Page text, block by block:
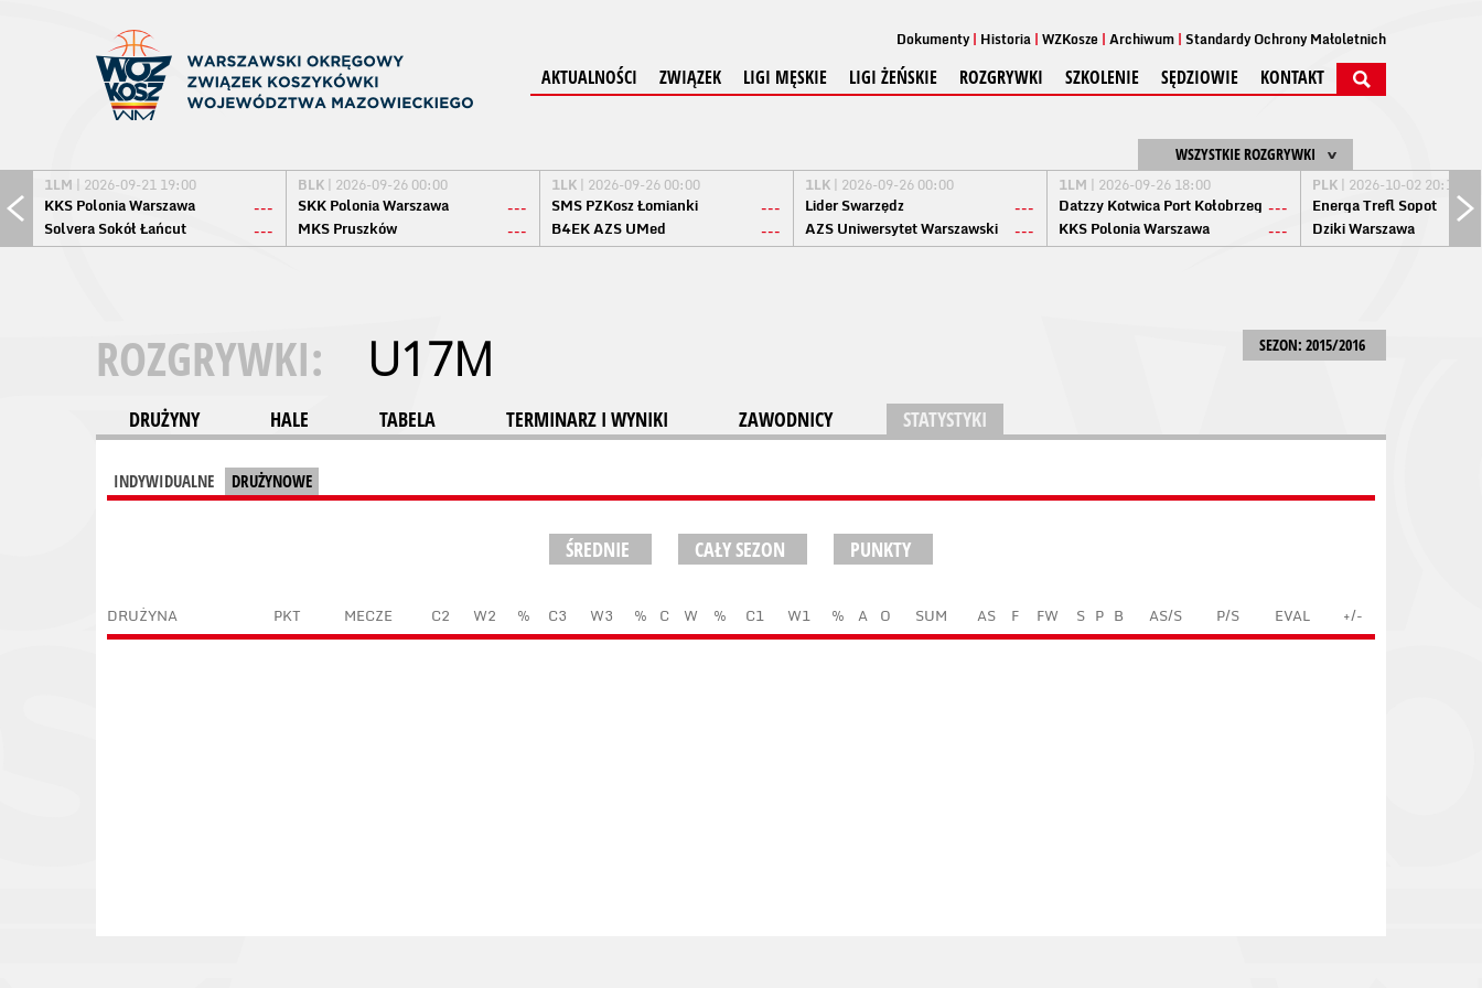
Dokumenty Historia WZKosze Archiwum Standardy Ochrony Małoletnich
AKTUALNOŚCI ZWIĄZEK LIGI MĘSKIE LIGI ŻEŃSKIE ROZGRYWKI SZKOLENIE SĘDZIOWIE KONTAKT
WSZYSTKIE ROZGRYWKI
1LM | 2026-09-21 19:00
KKS Polonia Warszawa
---
Solvera Sokół Łańcut
---
BLK | 2026-09-26 00:00
SKK Polonia Warszawa
---
MKS Pruszków
---
1LK | 2026-09-26 00:00
SMS PZKosz Łomianki
---
B4EK AZS UMed
---
1LK | 2026-09-26 00:00
Lider Swarzędz
---
AZS Uniwersytet Warszawski
---
1LM | 2026-09-26 18:00
Datzzy Kotwica Port Kołobrzeg ---
KKS Polonia Warszawa
---
PLK | 2026-10-02 20:15
Energa Trefl Sopot
Dziki Warszawa
SEZON: 2015/2016
ROZGRYWKI: U17M
DRUŻYNY HALE TABELA TERMINARZ I WYNIKI ZAWODNICY STATYSTYKI
INDYWIDUALNE DRUŻYNOWE
ŚREDNIE CAŁY SEZON PUNKTY
DRUŻYNA PKT MECZE C2 W2 % C3 W3 % C W % C1 W1 % A O SUM AS F FW S P B AS/S P/S EVAL +/-